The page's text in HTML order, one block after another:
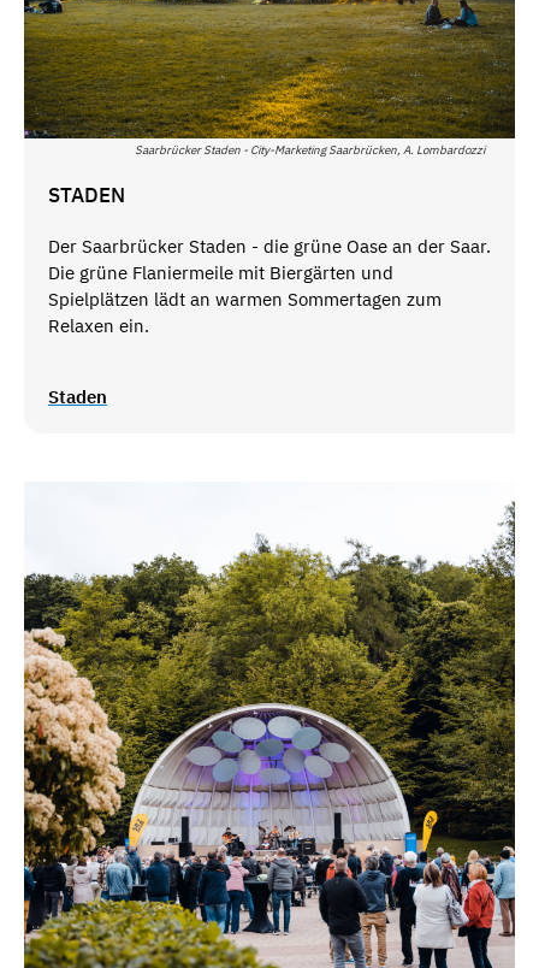
Saarbrücker Staden - City-Marketing Saarbrücken, A. Lombardozzi
STADEN
Der Saarbrücker Staden - die grüne Oase an der Saar.
Die grüne Flaniermeile mit Biergärten und
Spielplätzen lädt an warmen Sommertagen zum
Relaxen ein.
Staden